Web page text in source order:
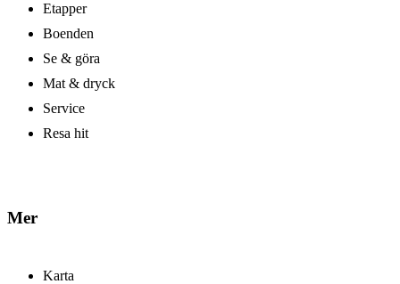
Etapper
Boenden
Se & göra
Mat & dryck
Service
Resa hit
Mer
Karta